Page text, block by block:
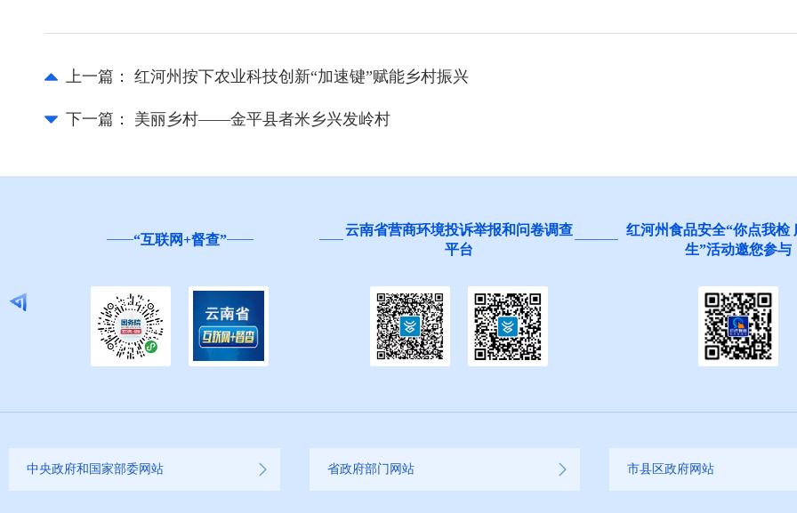
上一篇： 红河州按下农业科技创新“加速键”赋能乡村振兴
下一篇： 美丽乡村——金平县者米乡兴发岭村
“互联网+督查”
云南省营商环境投诉举报和问卷调查
平台
红河州食品安全“你点我检
生”活动邀您参与
中央政府和国家部委网站 省政府部门网站 市县区政府网站